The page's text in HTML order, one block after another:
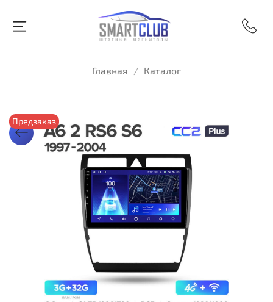
Главная Каталог
Предзаказ